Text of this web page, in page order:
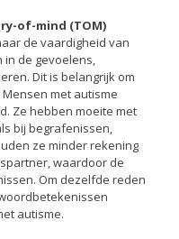
of-mind (TOM)
de vaardigheid van
in de gevoelens,
Dit is belangrijk om
met autisme
Ze hebben moeite met
bij begrafenissen,
ze minder rekening
waardoor de
Om dezelfde reden
autisme.